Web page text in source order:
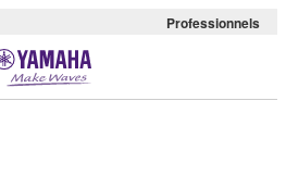
Professionnels